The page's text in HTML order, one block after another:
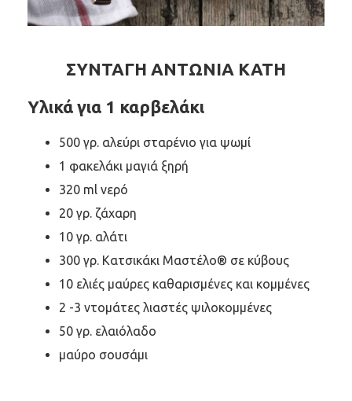
ΣΥΝΤΑΓΗ ΑΝΤΩΝΙΑ ΚΑΤΗ
Υλικά για 1 καρβελάκι
500 γρ. αλεύρι σταρένιο για ψωμί
1 φακελάκι μαγιά ξηρή
320 ml νερό
20 γρ. ζάχαρη
10 γρ. αλάτι
300 γρ. Κατσικάκι Μαστέλο® σε κύβους
10 ελιές μαύρες καθαρισμένες και κομμένες
2 -3 ντομάτες λιαστές ψιλοκομμένες
50 γρ. ελαιόλαδο
μαύρο σουσάμι